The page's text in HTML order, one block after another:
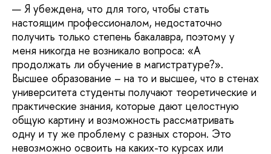
— Я убеждена, что для того, чтобы стать
настоящим профессионалом, недостаточно
получить только степень бакалавра, поэтому у
меня никогда не возникало вопроса: «А
продолжать ли обучение в магистратуре?».
Высшее образование – на то и высшее, что в стенах
университета студенты получают теоретические и
практические знания, которые дают целостную
общую картину и возможность рассматривать
одну и ту же проблему с разных сторон. Это
невозможно освоить на каких-то курсах или